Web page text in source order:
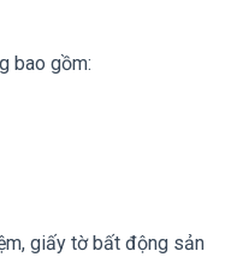
bao gồm:
giấy tờ bất động sản